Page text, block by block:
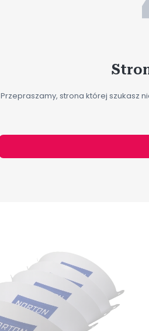
Przepraszamy, strona której szukasz